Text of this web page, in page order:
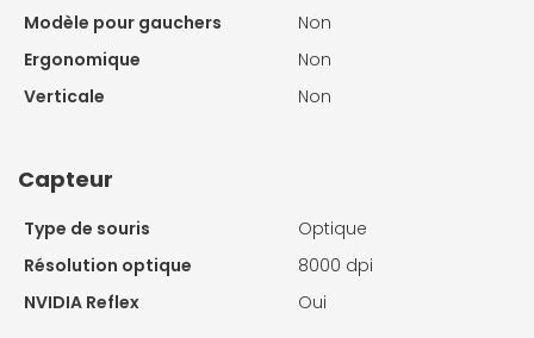
Modèle pour gauchers
Non
Ergonomique
Non
Verticale
Non
Capteur
Type de souris
Optique
Résolution optique
8000 dpi
NVIDIA Reflex
Oui